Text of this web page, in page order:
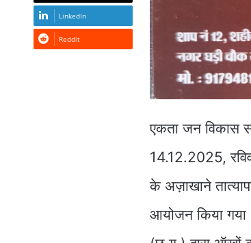
एकता जन विकास
14.12.2025,
के अज़ाखाने
आयोजन किया गया
LinkedIn
Reddit